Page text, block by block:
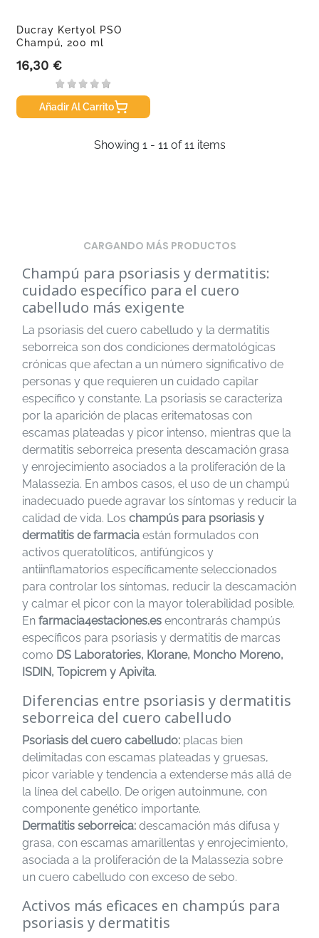
Ducray Kertyol PSO
Champú, 200 ml
Precio
16,30 €
Añadir Al Carrito
Showing 1 - 11 of 11 items
CARGANDO MÁS PRODUCTOS
Champú para psoriasis y dermatitis:
cuidado específico para el cuero
cabelludo más exigente
La psoriasis del cuero cabelludo y la dermatitis
seborreica son dos condiciones dermatológicas
crónicas que afectan a un número significativo de
personas y que requieren un cuidado capilar
específico y constante. La psoriasis se caracteriza
por la aparición de placas eritematosas con
escamas plateadas y picor intenso, mientras que la
dermatitis seborreica presenta descamación grasa
y enrojecimiento asociados a la proliferación de la
Malassezia. En ambos casos, el uso de un champú
inadecuado puede agravar los síntomas y reducir la
calidad de vida. Los champús para psoriasis y
dermatitis de farmacia están formulados con
activos queratolíticos, antifúngicos y
antiinflamatorios específicamente seleccionados
para controlar los síntomas, reducir la descamación
y calmar el picor con la mayor tolerabilidad posible.
En farmacia4estaciones.es encontrarás champús
específicos para psoriasis y dermatitis de marcas
como DS Laboratories, Klorane, Moncho Moreno,
ISDIN, Topicrem y Apivita.
Diferencias entre psoriasis y dermatitis
seborreica del cuero cabelludo
Psoriasis del cuero cabelludo: placas bien
delimitadas con escamas plateadas y gruesas,
picor variable y tendencia a extenderse más allá de
la línea del cabello. De origen autoinmune, con
componente genético importante.
Dermatitis seborreica: descamación más difusa y
grasa, con escamas amarillentas y enrojecimiento,
asociada a la proliferación de la Malassezia sobre
un cuero cabelludo con exceso de sebo.
Activos más eficaces en champús para
psoriasis y dermatitis